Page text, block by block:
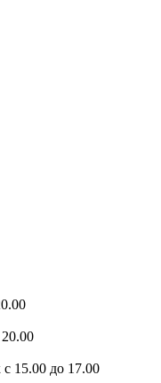
15.00 до 17.00